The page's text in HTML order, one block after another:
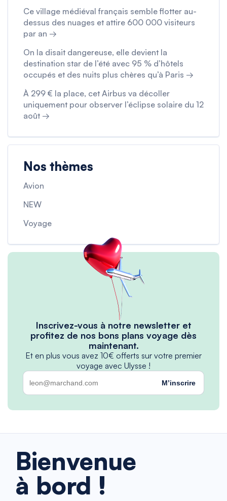
Ce village médiéval français semble flotter au-
dessus des nuages et attire 600 000 visiteurs
par an →
On la disait dangereuse, elle devient la
destination star de l’été avec 95 % d’hôtels
occupés et des nuits plus chères qu’à Paris →
À 299 € la place, cet Airbus va décoller
uniquement pour observer l’éclipse solaire du 12
août →
Nos thèmes
Avion
NEW
Voyage
Inscrivez-vous à notre newsletter et
profitez de nos bons plans voyage dès
maintenant.
Et en plus vous avez 10€ offerts sur votre premier
voyage avec Ulysse !
M’inscrire
Bienvenue
à bord !